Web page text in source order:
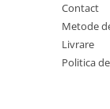
Contact
Metode
Livrare
Politica